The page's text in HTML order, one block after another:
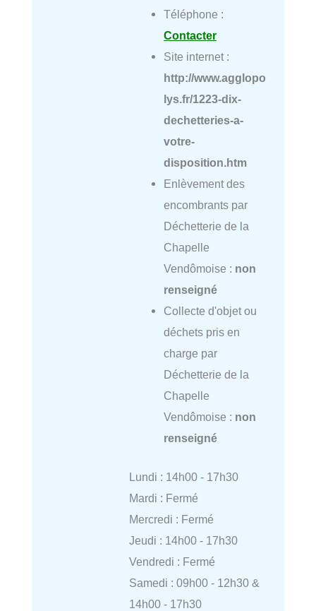
Téléphone :
Contacter
Site internet :
http://www.agglopo
lys.fr/1223-dix-
dechetteries-a-
votre-
disposition.htm
Enlèvement des
encombrants par
Déchetterie de la
Chapelle
Vendômoise : non
renseigné
Collecte d'objet ou
déchets pris en
charge par
Déchetterie de la
Chapelle
Vendômoise : non
renseigné
Lundi : 14h00 - 17h30
Mardi : Fermé
Mercredi : Fermé
Jeudi : 14h00 - 17h30
Vendredi : Fermé
Samedi : 09h00 - 12h30 &
14h00 - 17h30